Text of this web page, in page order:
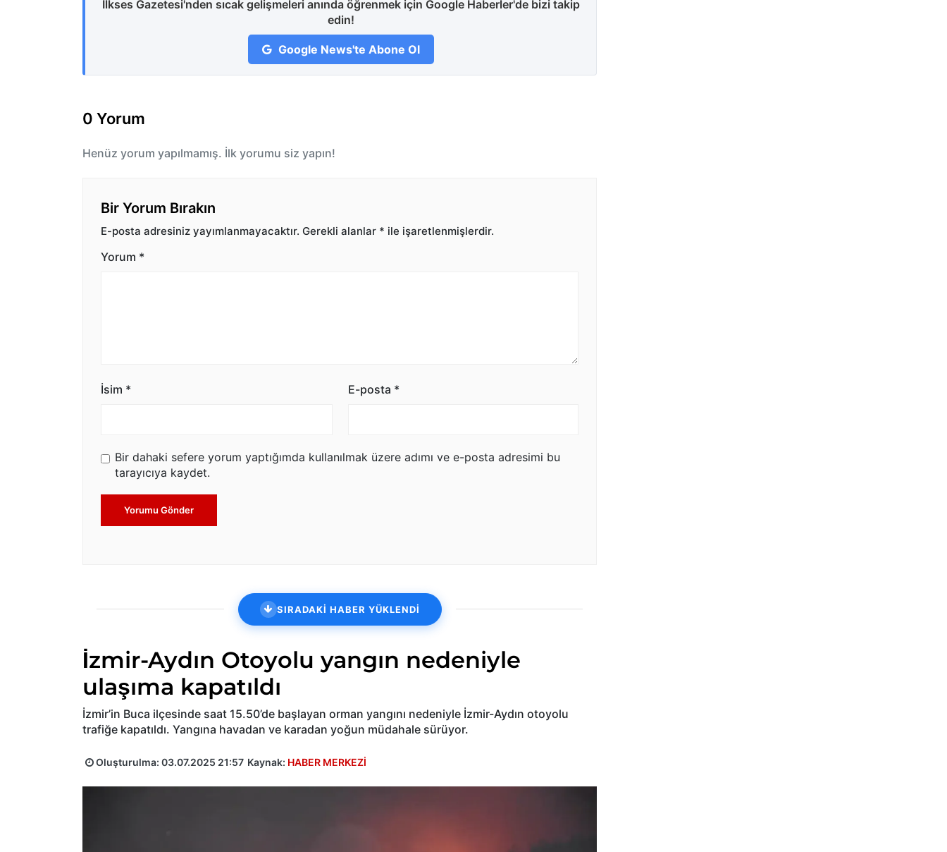
İlkses Gazetesi'nden sıcak gelişmeleri anında öğrenmek için Google Haberler'de bizi takip
edin!
Google News'te Abone Ol
0 Yorum
Henüz yorum yapılmamış. İlk yorumu siz yapın!
Bir Yorum Bırakın
E-posta adresiniz yayımlanmayacaktır. Gerekli alanlar * ile işaretlenmişlerdir.
Yorum *
İsim * E-posta *
Bir dahaki sefere yorum yaptığımda kullanılmak üzere adımı ve e-posta adresimi bu
tarayıcıya kaydet.
Yorumu Gönder
SIRADAKİ HABER YÜKLENDİ
İzmir-Aydın Otoyolu yangın nedeniyle
ulaşıma kapatıldı
İzmir’in Buca ilçesinde saat 15.50’de başlayan orman yangını nedeniyle İzmir-Aydın otoyolu
trafiğe kapatıldı. Yangına havadan ve karadan yoğun müdahale sürüyor.
Oluşturulma: 03.07.2025 21:57 Kaynak: HABER MERKEZİ